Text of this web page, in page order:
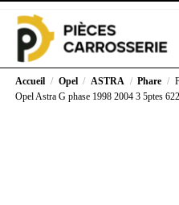
Accueil Opel ASTRA Phare
Opel Astra G phase 1998 2004 3 5ptes